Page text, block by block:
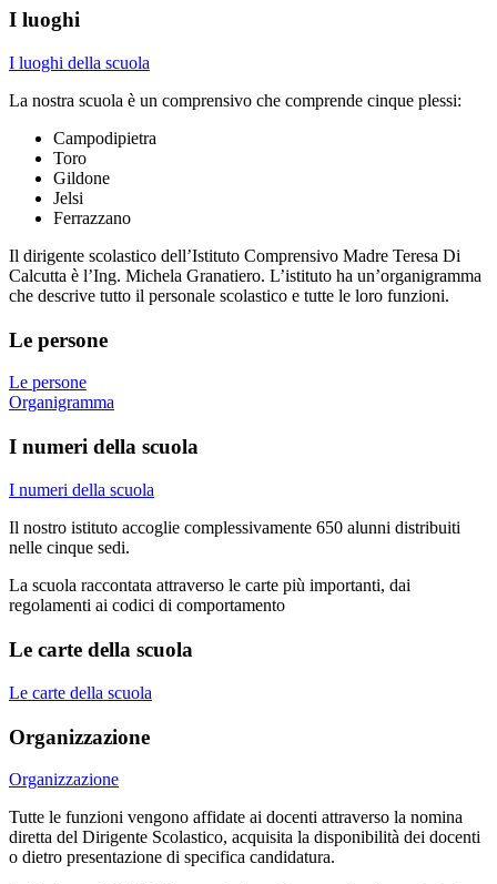
I luoghi
I luoghi della scuola
La nostra scuola è un comprensivo che comprende cinque plessi:
Campodipietra
Toro
Gildone
Jelsi
Ferrazzano
Il dirigente scolastico dell’Istituto Comprensivo Madre Teresa Di
Calcutta è l’Ing. Michela Granatiero. L’istituto ha un’organigramma
che descrive tutto il personale scolastico e tutte le loro funzioni.
Le persone
Le persone
Organigramma
I numeri della scuola
I numeri della scuola
Il nostro istituto accoglie complessivamente 650 alunni distribuiti
nelle cinque sedi.
La scuola raccontata attraverso le carte più importanti, dai
regolamenti ai codici di comportamento
Le carte della scuola
Le carte della scuola
Organizzazione
Organizzazione
Tutte le funzioni vengono affidate ai docenti attraverso la nomina
diretta del Dirigente Scolastico, acquisita la disponibilità dei docenti
o dietro presentazione di specifica candidatura.